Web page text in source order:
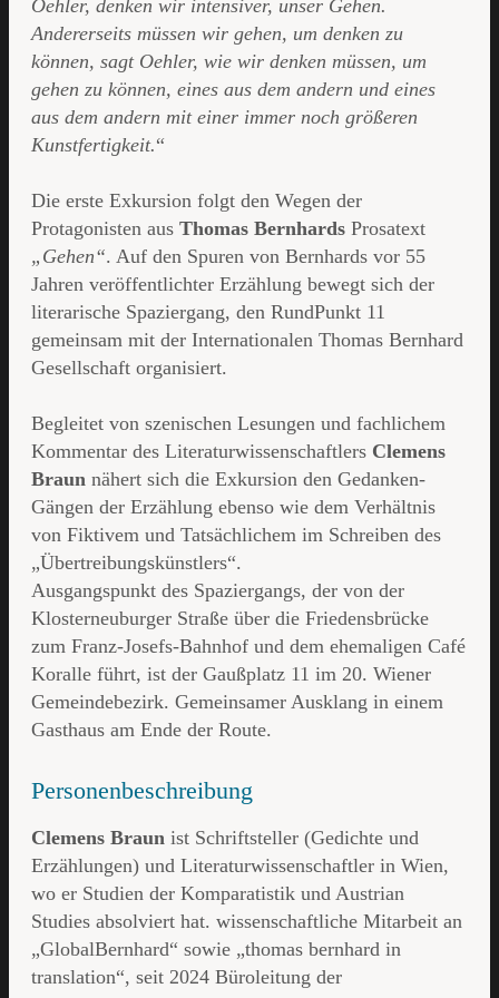
Oehler, denken wir intensiver, unser Gehen.
Andererseits müssen wir gehen, um denken zu
können, sagt Oehler, wie wir denken müssen, um
gehen zu können, eines aus dem andern und eines
aus dem andern mit einer immer noch größeren
Kunstfertigkeit.“
Die erste Exkursion folgt den Wegen der
Protagonisten aus Thomas Bernhards Prosatext
„Gehen“. Auf den Spuren von Bernhards vor 55
Jahren veröffentlichter Erzählung bewegt sich der
literarische Spaziergang, den RundPunkt 11
gemeinsam mit der Internationalen Thomas Bernhard
Gesellschaft organisiert.
Begleitet von szenischen Lesungen und fachlichem
Kommentar des Literaturwissenschaftlers Clemens
Braun nähert sich die Exkursion den Gedanken-
Gängen der Erzählung ebenso wie dem Verhältnis
von Fiktivem und Tatsächlichem im Schreiben des
„Übertreibungskünstlers“.
Ausgangspunkt des Spaziergangs, der von der
Klosterneuburger Straße über die Friedensbrücke
zum Franz-Josefs-Bahnhof und dem ehemaligen Café
Koralle führt, ist der Gaußplatz 11 im 20. Wiener
Gemeindebezirk. Gemeinsamer Ausklang in einem
Gasthaus am Ende der Route.
Personenbeschreibung
Clemens Braun ist Schriftsteller (Gedichte und
Erzählungen) und Literaturwissenschaftler in Wien,
wo er Studien der Komparatistik und Austrian
Studies absolviert hat. wissenschaftliche Mitarbeit an
„GlobalBernhard“ sowie „thomas bernhard in
translation“, seit 2024 Büroleitung der